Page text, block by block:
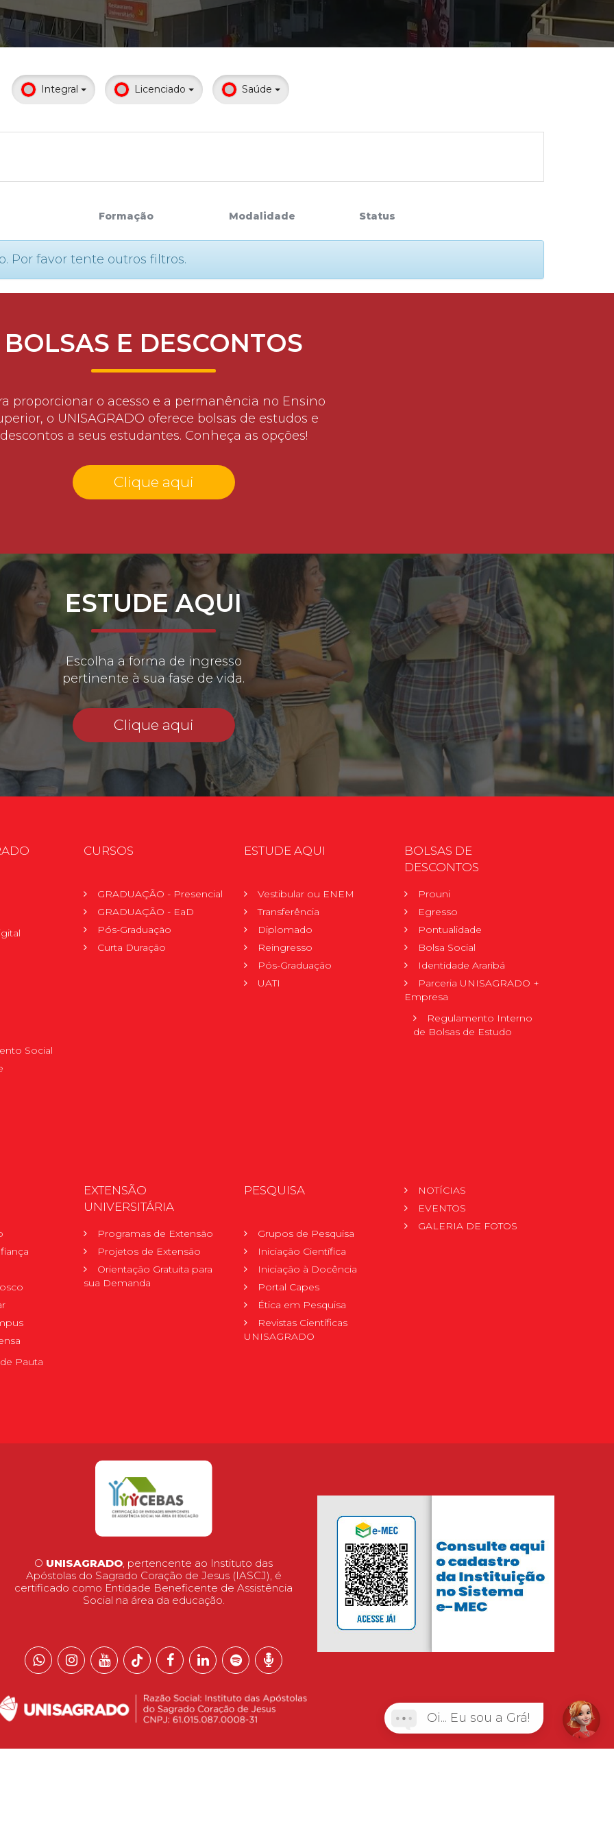
Calendário acadêmico
Internacionalização
Integral Licenciado Saúde
Formação Modalidade Status
Por favor tente outros filtros.
BOLSAS E DESCONTOS
proporcionar o acesso e a permanência no Ensino
o UNISAGRADO oferece bolsas de estudos e
descontos a seus estudantes. Conheça as opções!
Clique aqui
ESTUDE AQUI
Escolha a forma de ingresso
pertinente à sua fase de vida.
Clique aqui
Social
CURSOS
GRADUAÇÃO - Presencial
GRADUAÇÃO - EaD
Pós-Graduação
Curta Duração
ESTUDE AQUI
Vestibular ou ENEM
Transferência
Diplomado
Reingresso
Pós-Graduação
UATI
BOLSAS DE
DESCONTOS
Prouni
Egresso
Pontualidade
Bolsa Social
Identidade Araribá
Parceria UNISAGRADO +
Empresa
Regulamento Interno
de Bolsas de Estudo
Pauta
EXTENSÃO
UNIVERSITÁRIA
Programas de Extensão
Projetos de Extensão
Orientação Gratuita para
sua Demanda
PESQUISA
Grupos de Pesquisa
Iniciação Científica
Iniciação à Docência
Portal Capes
Ética em Pesquisa
Revistas Científicas
UNISAGRADO
NOTÍCIAS
EVENTOS
GALERIA DE FOTOS
O UNISAGRADO, pertencente ao Instituto das
Apóstolas do Sagrado Coração de Jesus (IASCJ), é
certificado como Entidade Beneficente de Assistência
Social na área da educação.
Oi... Eu sou a Grá!